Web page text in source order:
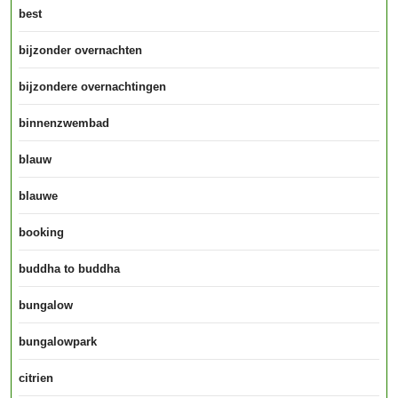
best
bijzonder overnachten
bijzondere overnachtingen
binnenzwembad
blauw
blauwe
booking
buddha to buddha
bungalow
bungalowpark
citrien